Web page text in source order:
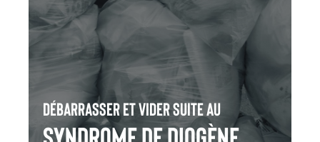
Débarrasser et vider suite au